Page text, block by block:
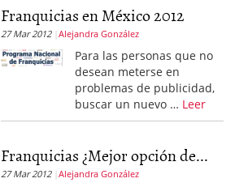
Retos de las PYMES
para la demanda de
Turismo y PYMEs: qué
demanda 26 enero, 2026
Franquicias en México 2012
27 Mar 2012 Alejandra González
Para las personas que no
desean meterse en
problemas de publicidad,
buscar un nuevo … Leer
Franquicias ¿Mejor opción de...
27 Mar 2012 Alejandra González